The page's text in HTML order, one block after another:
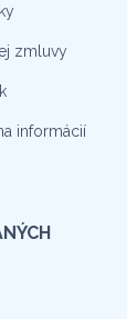
zmluvy
informácií